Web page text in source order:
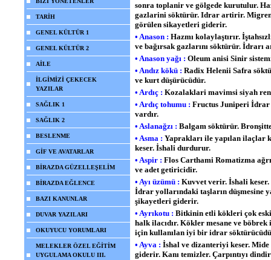
TARİH
GENEL KÜLTÜR 1
GENEL KÜLTÜR 2
AİLE
İLGİMİZİ ÇEKECEK
YAZILAR
SAĞLIK 1
SAĞLIK 2
BESLENME
GİF VE AVATARLAR
BİRAZDA GÜZELLEŞELİM
BİRAZDA EĞLENCE
BAZI KANUNLAR
DUVAR YAZILARI
OKUYUCU YORUMLARI
MELEKLER ÖZEL EĞİTİM
UYGULAMA OKULU III.
sonra toplanir ve gölgede kurutulur.
gazlarini söktürür. Idrar artirir.
görülen sikayetleri giderir.
• Anason : Hazmı kolaylaştırır.
ve bağırsak gazlarını söktürür. İdrarı
• Anason yağı : Oleum anisi Sinir
• Andız kökü : Radix Helenii Safra
ve kurt düşürücüdür.
• Ardıç : Kozalaklari mavimsi siyah
• Ardıç tohumu : Fructus Juniperi İdrar
vardır.
• Aslanağzı : Balgam söktürür.
• Asma : Yaprakları ile yapılan ilaçlar
keser. İshali durdurur.
• Aspir : Flos Carthami Romatizma
ve adet getiricidir.
• Ayı üzümü : Kuvvet verir. İshali
İdrar yollarındaki taşların düşmesine
şikayetleri giderir.
• Ayrıkotu : Bitkinin etli kökleri çok
halk ilacıdır. Kökler mesane ve
için kullanılan iyi bir idrar
• Ayva : İshal ve dizanteriyi keser.
giderir. Kanı temizler. Çarpıntıyı